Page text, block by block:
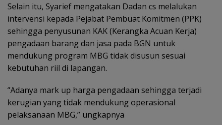
Selain itu, Syarief mengatakan Dadan cs melalukan
intervensi kepada Pejabat Pembuat Komitmen (PPK)
sehingga penyusunan KAK (Kerangka Acuan Kerja)
pengadaan barang dan jasa pada BGN untuk
mendukung program MBG tidak disusun sesuai
kebutuhan riil di lapangan.
“Adanya mark up harga pengadaan sehingga terjadi
kerugian yang tidak mendukung operasional
pelaksanaan MBG,” ungkapnya